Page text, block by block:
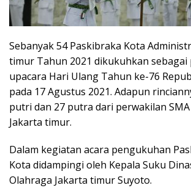
Sebanyak 54 Paskibraka Kota
timur Tahun 2021 dikukuhkan sebagai
upacara Hari Ulang Tahun ke-76
pada 17 Agustus 2021. Adapun
putri dan 27 putra dari perwakilan SMA
Jakarta timur.
Dalam kegiatan acara pengukuhan
Kota didampingi oleh Kepala Suku
Olahraga Jakarta timur Suyoto.